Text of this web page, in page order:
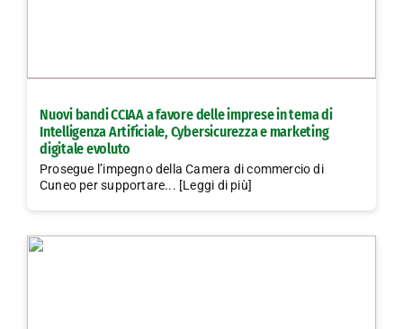
Nuovi bandi CCIAA a favore delle imprese in tema di
Intelligenza Artificiale, Cybersicurezza e marketing
digitale evoluto
Prosegue l’impegno della Camera di commercio di
Cuneo per supportare... [Leggi di più]